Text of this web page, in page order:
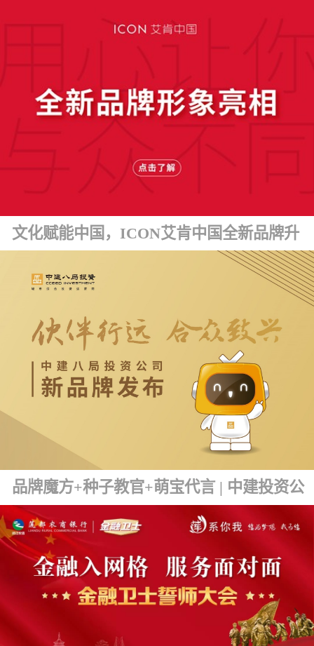
文化赋能中国，ICON艾肯中国全新品牌升级
品牌魔方+种子教官+萌宝代言 | 中建投资公司品牌文化发布